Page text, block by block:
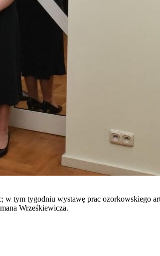
tym tygodniu wystawę prac ozorkowskiego
Wrześkiewicza.